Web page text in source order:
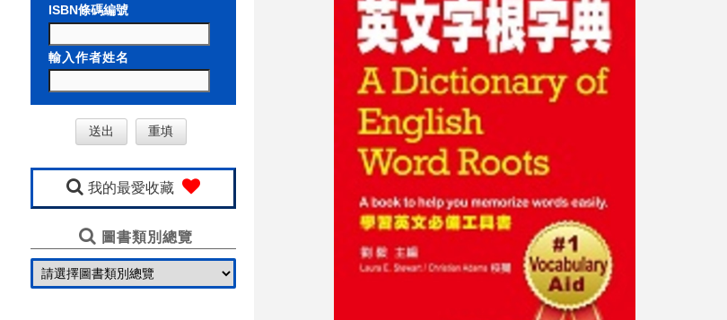
ISBN條碼編號
輸入作者姓名
我的最愛收藏
圖書類別總覽